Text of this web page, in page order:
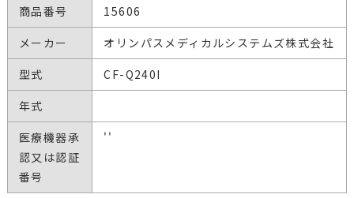
商品番号
15606
メーカー
オリンパスメディカルシステムズ株式会社
型式
CF-Q240I
年式
医療機器承
認又は認証
番号
''